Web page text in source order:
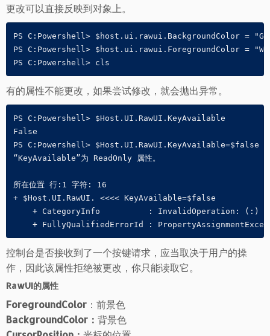
更改可以直接反映到对象上。
PS C:Powershell> $host.ui.rawui.BackgroundColor =
PS C:Powershell> $host.ui.rawui.ForegroundColor =
PS C:Powershell> cls
有的属性不能更改，如果尝试修改，就会抛出异常。
PS C:Powershell> $Host.UI.RawUI.KeyAvailable
False
PS C:Powershell> $Host.UI.RawUI.KeyAvailable=$false
“KeyAvailable”为 ReadOnly 属性。
所在位置 行:1 字符: 16
+ $Host.UI.RawUI. <<<< KeyAvailable=$false
+ CategoryInfo          : InvalidOperation: (:)
+ FullyQualifiedErrorId :
控制台是否接收到了一个按键请求，应当取决于用户的操
作，因此该属性拒绝被更改，你只能读取它。
RawUI的属性
ForegroundColor ：前景色
BackgroundColor： 背景色